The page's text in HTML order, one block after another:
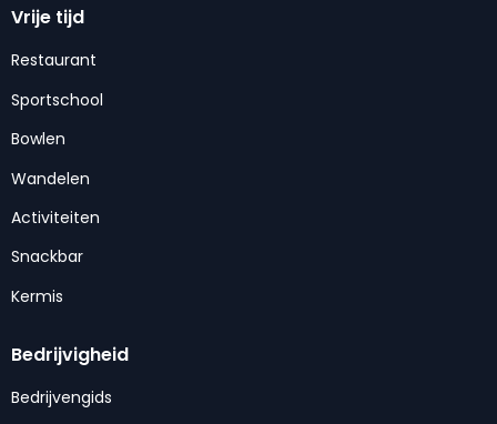
Vrije tijd
Restaurant
Sportschool
Bowlen
Wandelen
Activiteiten
Snackbar
Kermis
Bedrijvigheid
Bedrijvengids